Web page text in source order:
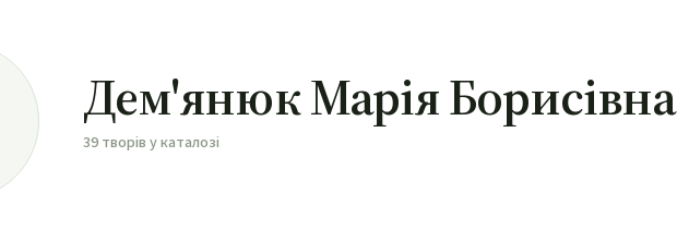
Дем'янюк Марія Борисівна
39 творів у каталозі